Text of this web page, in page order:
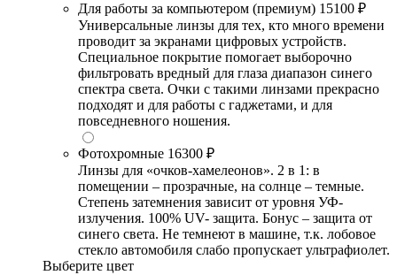
Для работы за компьютером (премиум) 15100 ₽
Универсальные линзы для тех, кто много времени
проводит за экранами цифровых устройств.
Специальное покрытие помогает выборочно
фильтровать вредный для глаза диапазон синего
спектра света. Очки с такими линзами прекрасно
подходят и для работы с гаджетами, и для
повседневного ношения.
Фотохромные 16300 ₽
Линзы для «очков-хамелеонов». 2 в 1: в
помещении – прозрачные, на солнце – темные.
Степень затемнения зависит от уровня УФ-
излучения. 100% UV- защита. Бонус – защита от
синего света. Не темнеют в машине, т.к. лобовое
стекло автомобиля слабо пропускает ультрафиолет.
Выберите цвет